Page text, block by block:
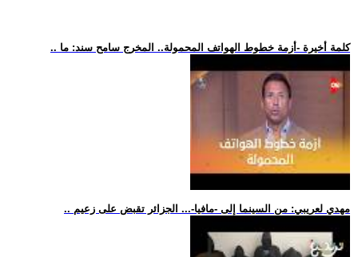
.. كلمة أخيرة -أزمة خطوط الهواتف المحمولة.. المخرج سامح سند: ما
.. مهدي لعريبي: من السينما إلى -مافيا-... الجزائر تقبض على زعيم